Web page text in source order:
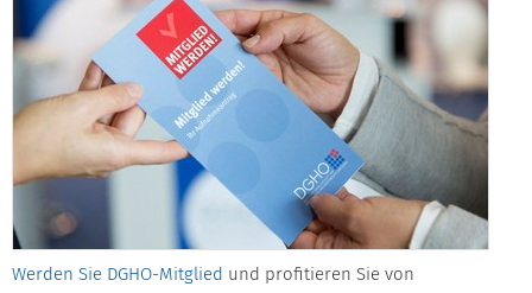
Werden Sie DGHO-Mitglied und profitieren Sie von